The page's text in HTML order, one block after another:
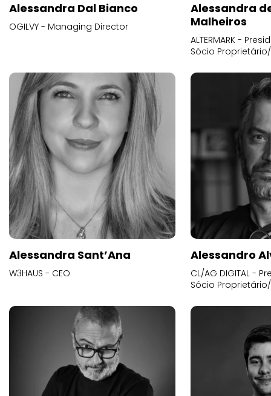
Alessandra Dal Bianco
OGILVY - Managing Director
Alessandra
Malheiros
ALTERMARK -
Sócio
Alessandra Sant’Ana
W3HAUS - CEO
Alessandro
CL/AG DIGITAL -
Sócio